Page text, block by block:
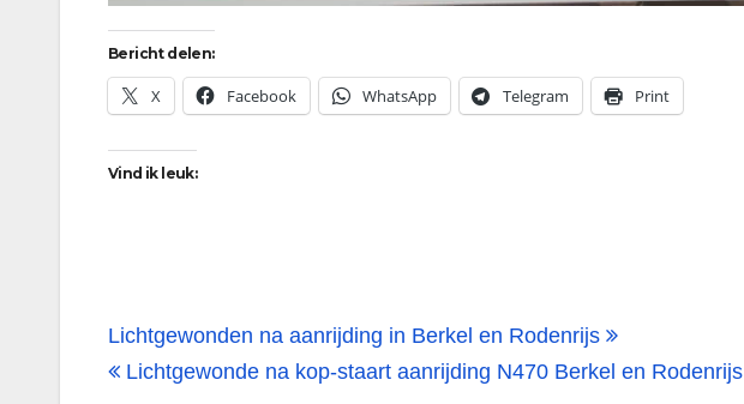
Bericht delen:
X Facebook WhatsApp Telegram Print
Vind ik leuk:
Bericht
navigatie
Lichtgewonden na aanrijding in Berkel en Rodenrijs
Lichtgewonde na kop-staart aanrijding N470 Berkel en Rodenrijs